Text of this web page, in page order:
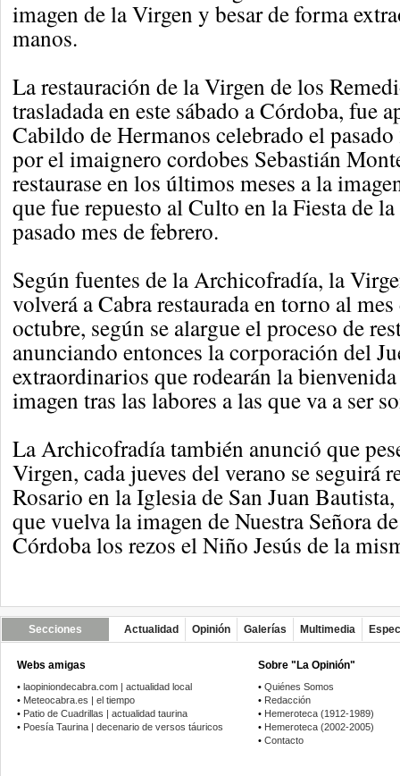
imagen de la Virgen y besar de forma
manos.
La restauración de la Virgen de los
trasladada en este sábado a Córdoba, fue
Cabildo de Hermanos celebrado el
por el imaignero cordobes Sebastián
restaurase en los últimos meses a la
que fue repuesto al Culto en la Fiesta de
pasado mes de febrero.
Según fuentes de la Archicofradía, la
volverá a Cabra restaurada en torno al
octubre, según se alargue el proceso de
anunciando entonces la corporación del
extraordinarios que rodearán la
imagen tras las labores a las que va a ser
La Archicofradía también anunció que
Virgen, cada jueves del verano se seguirá
Rosario en la Iglesia de San Juan
que vuelva la imagen de Nuestra Señora
Córdoba los rezos el Niño Jesús de la
Secciones Actualidad Opinión Galerías Multimedia
Webs amigas
• laopiniondecabra.com | actualidad local
• Meteocabra.es | el tiempo
• Patio de Cuadrillas | actualidad taurina
• Poesía Taurina | decenario de versos táuricos
Sobre "La Opinión"
• Quiénes Somos
• Redacción
• Hemeroteca (1912-1989)
• Hemeroteca (2002-2005)
• Contacto